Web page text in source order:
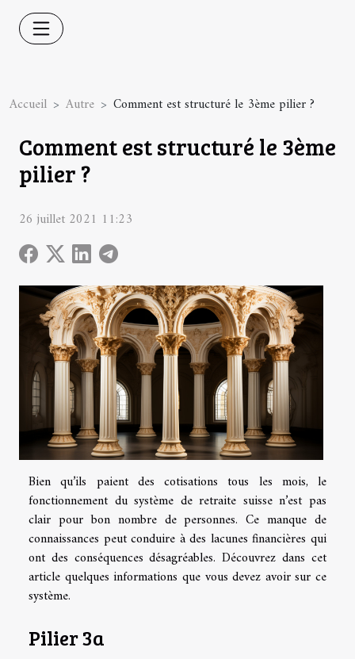
Accueil Autre Comment est structuré le 3ème pilier ?
Comment est structuré le 3ème
pilier ?
26 juillet 2021 11:23
Bien qu’ils paient des cotisations tous les mois, le
fonctionnement du système de retraite suisse n’est pas
clair pour bon nombre de personnes. Ce manque de
connaissances peut conduire à des lacunes financières qui
ont des conséquences désagréables. Découvrez dans cet
article quelques informations que vous devez avoir sur ce
système.
Pilier 3a